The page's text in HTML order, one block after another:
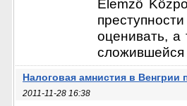
Elemző
оценивать, а
сложившейся
Налоговая амнистия в Венгрии
2011-11-28 16:38